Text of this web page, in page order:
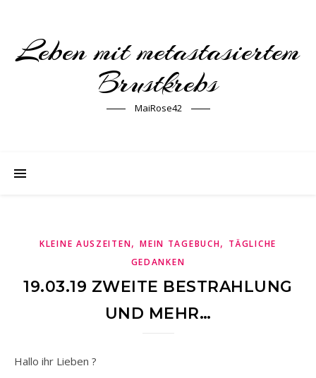
Leben mit metastasiertem
Brustkrebs
MaiRose42
KLEINE AUSZEITEN,MEIN TAGEBUCH, TÄGLICHE
GEDANKEN
19.03.19 ZWEITE BESTRAHLUNG
UND MEHR…
Hallo ihr Lieben ?